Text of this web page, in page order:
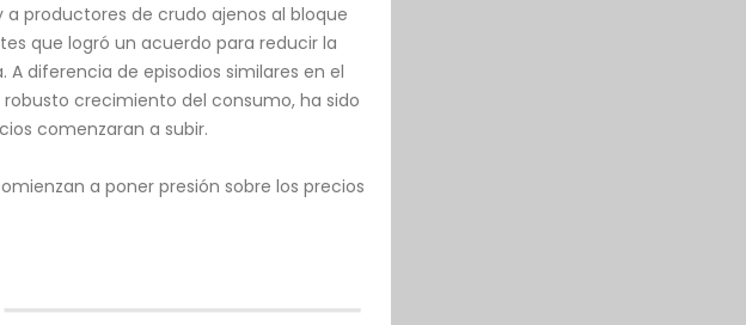
a productores de crudo ajenos al bloque
que logró un acuerdo para reducir la
diferencia de episodios similares en el
crecimiento del consumo, ha sido
comenzaran a subir.
a poner presión sobre los precios